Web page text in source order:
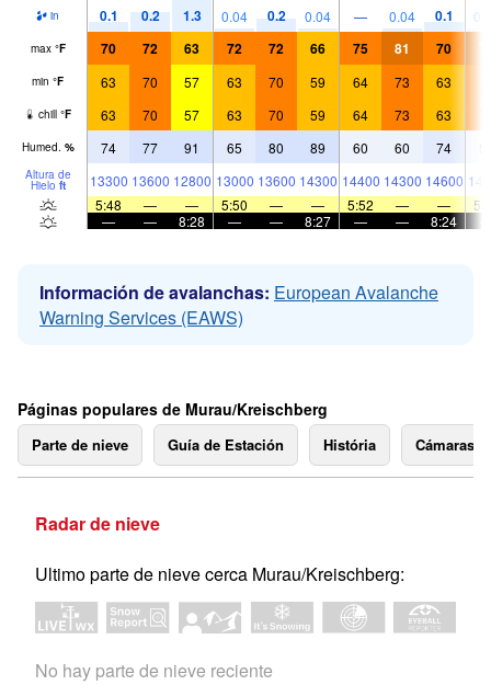
in 0.1 0.2 1.3 0.04 0.2 0.04 — 0.04 0.1
max °F 70 72 63 72 72 66 75 81 70
min °F 63 70 57 63 70 59 64 73 63
chill °F 63 70 57 63 70 59 64 73 63
Humed. % 74 77 91 65 80 89 60 60 74
Altura de
Hielo ft 13300 13600 12800 13000 13600 14300 14400 14300 14600
5:48
— — 5:50 — — 5:52 — —
—
— 8:28 — — 8:27 — — 8:24
Información de avalanchas: European Avalanche
Warning Services (EAWS)
Páginas populares de Murau/Kreischberg
Parte de nieve Guía de Estación História Cámaras
Radar de nieve
Ultimo parte de nieve cerca Murau/Kreischberg:
No hay parte de nieve reciente